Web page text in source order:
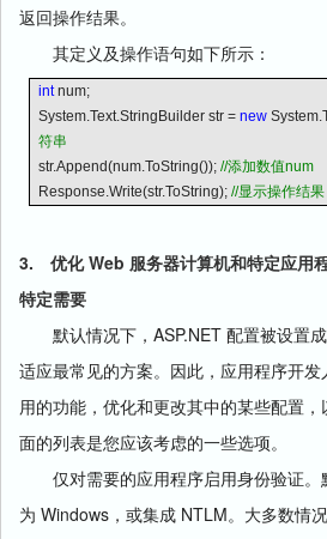
返回操作结果。
其定义及操作语句如下所示：
intnum;
System.Text.StringBuilder str = new
符串
str.Append(num.ToString()); //添加数值num
Response.Write(str.ToString); //显示操作结果
3. 优化Web 服务器计算机和特定应用
特定需要
默认情况下， ASP.NET 配置被设置
适应最常见的方案。因此，应用程序开
用的功能，优化和更改其中的某些配置
面的列表是您应该考虑的一些选项。
仅对需要的应用程序启用身份验证。
为 Windows ，或集成 NTLM。大多数情